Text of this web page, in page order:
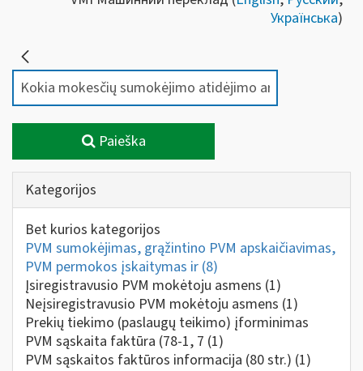
Українська)
Paieška
Kategorijos
Bet kurios kategorijos
PVM sumokėjimas, grąžintino PVM apskaičiavimas,
PVM permokos įskaitymas ir (8)
Įsiregistravusio PVM mokėtoju asmens (1)
Neįsiregistravusio PVM mokėtoju asmens (1)
Prekių tiekimo (paslaugų teikimo) įforminimas
PVM sąskaita faktūra (78-1, 7 (1)
PVM sąskaitos faktūros informacija (80 str.) (1)